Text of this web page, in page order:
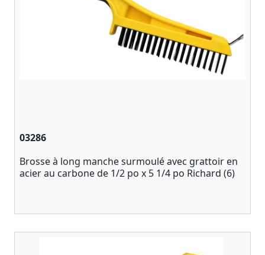
03286
Brosse à long manche surmoulé avec grattoir en
acier au carbone de 1/2 po x 5 1/4 po Richard (6)